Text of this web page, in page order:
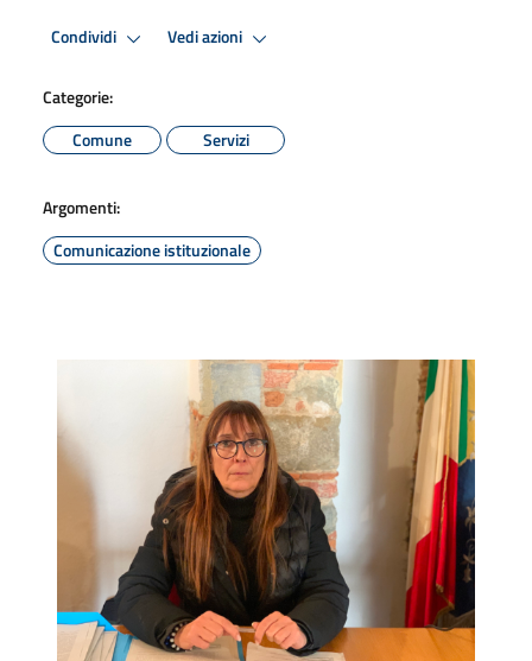
Condividi Vedi azioni
Categorie:
Comune
Servizi
Argomenti:
Comunicazione istituzionale